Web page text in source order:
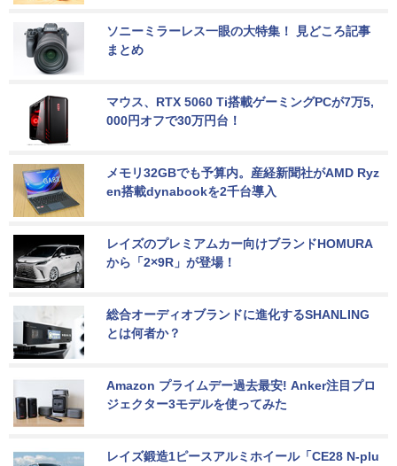
ソニーミラーレス一眼の大特集！ 見どころ記事
まとめ
マウス、RTX 5060 Ti搭載ゲーミングPCが7万5,
000円オフで30万円台！
メモリ32GBでも予算内。産経新聞社がAMD Ryz
en搭載dynabookを2千台導入
レイズのプレミアムカー向けブランドHOMURA
から「2×9R」が登場！
総合オーディオブランドに進化するSHANLING
とは何者か？
Amazon プライムデー過去最安! Anker注目プロ
ジェクター3モデルを使ってみた
レイズ鍛造1ピースアルミホイール「CE28 N-plu